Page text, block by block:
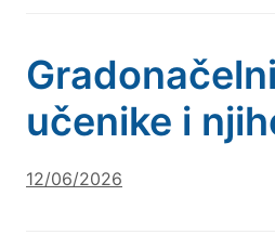
učenike i
12/06/2026